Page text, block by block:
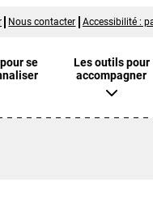
Nous contacter Accessibilité :
se
Les outils pour
accompagner